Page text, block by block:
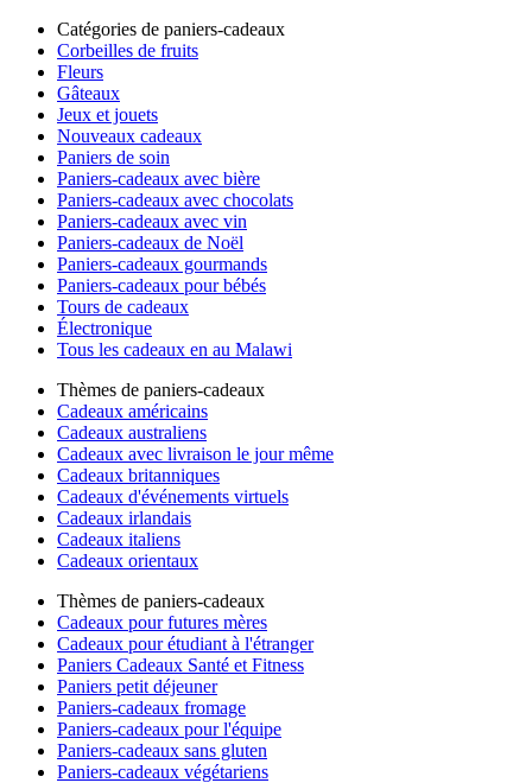
Catégories de paniers-cadeaux
Corbeilles de fruits
Fleurs
Gâteaux
Jeux et jouets
Nouveaux cadeaux
Paniers de soin
Paniers-cadeaux avec bière
Paniers-cadeaux avec chocolats
Paniers-cadeaux avec vin
Paniers-cadeaux de Noël
Paniers-cadeaux gourmands
Paniers-cadeaux pour bébés
Tours de cadeaux
Électronique
Tous les cadeaux en au Malawi
Thèmes de paniers-cadeaux
Cadeaux américains
Cadeaux australiens
Cadeaux avec livraison le jour même
Cadeaux britanniques
Cadeaux d'événements virtuels
Cadeaux irlandais
Cadeaux italiens
Cadeaux orientaux
Thèmes de paniers-cadeaux
Cadeaux pour futures mères
Cadeaux pour étudiant à l'étranger
Paniers Cadeaux Santé et Fitness
Paniers petit déjeuner
Paniers-cadeaux fromage
Paniers-cadeaux pour l'équipe
Paniers-cadeaux sans gluten
Paniers-cadeaux végétariens